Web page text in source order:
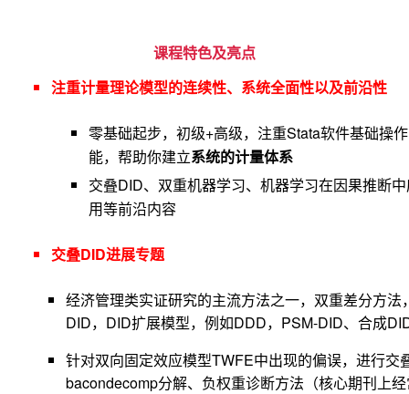
课程特色及亮点
注重计量理论模型的连续性、系统全面性以及前沿性
零基础起步，初级+高级， 注重Stata软件基础操
能，帮助你建立系统的计量体系
交叠DID、双重机器学习、机器学习在因果推断
用等前沿内容
交叠DID进展专题
经济管理类实证研究的主流方法之一，双重差分方
DID，DID扩展模型，例如DDD，PSM-DID、合成
针对双向固定效应模型TWFE中出现的偏误，进行交
bacondecomp分解、负权重诊断方法（核心期刊上